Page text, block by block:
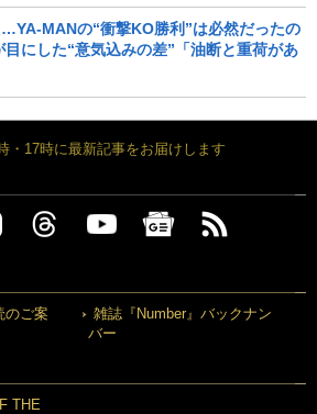
MANの“衝撃KO勝利”は必然だったの
にした“意気込みの差”「油断と重荷があ
・17時に最新記事をお届けします
のご案
雑誌『Number』バックナン
バー
THE